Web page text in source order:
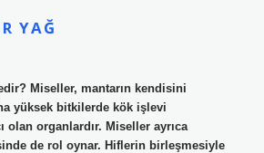
YAĞ
Miseller, mantarın kendisini
yüksek bitkilerde kök işlevi
olan organlardır. Miseller ayrıca
de rol oynar. Hiflerin birleşmesiyle